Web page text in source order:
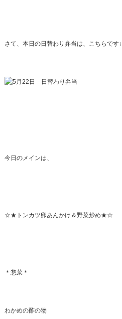
さて、本日の日替わり弁当は、こちらです↓
今日のメインは、
☆★トンカツ卵あんかけ＆野菜炒め★☆
＊惣菜＊
わかめの酢の物